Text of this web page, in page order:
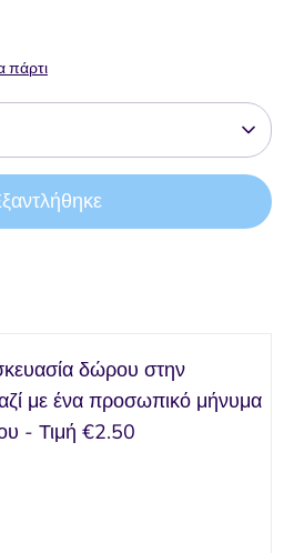
πάρτι
δώρου στην
με ένα προσωπικό μήνυμα
- Τιμή €2.50